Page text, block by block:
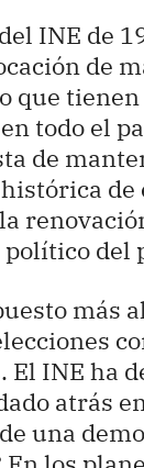
INE de
de
que
todo el
de
de
del
más
INE ha
atrás
una